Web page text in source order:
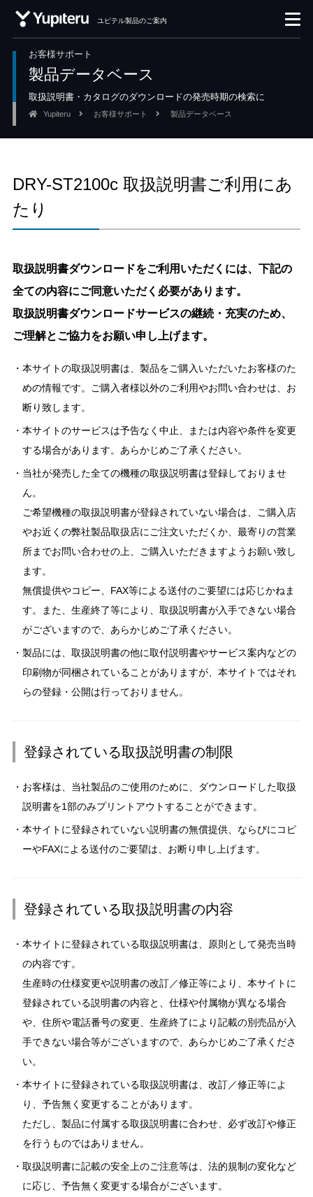
ユピテル製品のご案内
お客様サポート
製品データベース
取扱説明書・カタログのダウンロードの発売時期の検索に
Yupiteru お客様サポート 製品データベース
DRY-ST2100c 取扱説明書ご利用にあ
たり
取扱説明書ダウンロードをご利用いただくには、下記の
全ての内容にご同意いただく必要があります。
取扱説明書ダウンロードサービスの継続・充実のため、
ご理解とご協力をお願い申し上げます。
本サイトの取扱説明書は、製品をご購入いただいたお客様のた
めの情報です。ご購入者様以外のご利用やお問い合わせは、お
断り致します。
本サイトのサービスは予告なく中止、または内容や条件を変更
する場合があります。あらかじめご了承ください。
当社が発売した全ての機種の取扱説明書は登録しておりませ
ん。
ご希望機種の取扱説明書が登録されていない場合は、ご購入店
やお近くの弊社製品取扱店にご注文いただくか、最寄りの営業
所までお問い合わせの上、ご購入いただきますようお願い致し
ます。
無償提供やコピー、FAX等による送付のご要望には応じかねま
す。また、生産終了等により、取扱説明書が入手できない場合
がございますので、あらかじめご了承ください。
製品には、取扱説明書の他に取付説明書やサービス案内などの
印刷物が同梱されていることがありますが、本サイトではそれ
らの登録・公開は行っておりません。
登録されている取扱説明書の制限
お客様は、当社製品のご使用のために、ダウンロードした取扱
説明書を1部のみプリントアウトすることができます。
本サイトに登録されていない説明書の無償提供、ならびにコピ
ーやFAXによる送付のご要望は、お断り申し上げます。
登録されている取扱説明書の内容
本サイトに登録されている取扱説明書は、原則として発売当時
の内容です。
生産時の仕様変更や説明書の改訂／修正等により、本サイトに
登録されている説明書の内容と、仕様や付属物が異なる場合
や、住所や電話番号の変更、生産終了により記載の別売品が入
手できない場合等がございますので、あらかじめご了承くださ
い。
本サイトに登録されている取扱説明書は、改訂／修正等によ
り、予告無く変更することがあります。
ただし、製品に付属する取扱説明書に合わせ、必ず改訂や修正
を行うものではありません。
取扱説明書に記載の安全上のご注意等は、法的規制の変化など
に応じ、予告無く変更する場合がございます。